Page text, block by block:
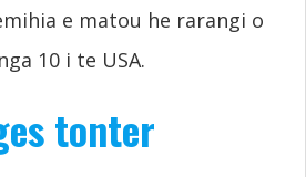
e matou he rarangi o
10 i te USA.
tonter